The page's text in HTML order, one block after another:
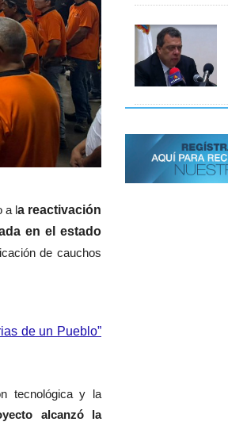
a la reactivación
en el estado
de cauchos
de un Pueblo”
tecnológica y la
alcanzó la